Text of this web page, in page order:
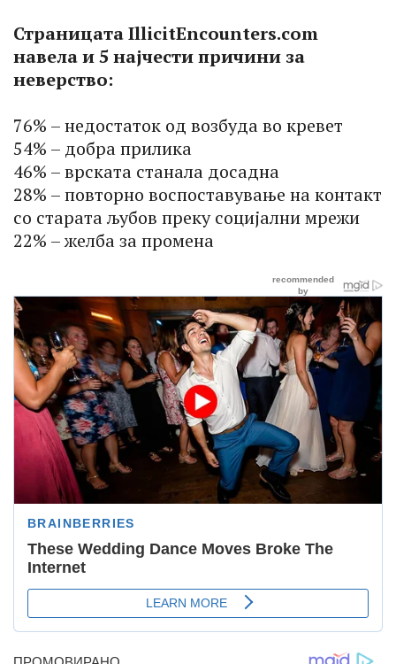
Страницата IllicitEncounters.com
навела и 5 најчести причини за
неверство:
76% – недостаток од возбуда во кревет
54% – добра прилика
46% – врската станала досадна
28% – повторно воспоставување на контакт
со старата љубов преку социјални мрежи
22% – желба за промена